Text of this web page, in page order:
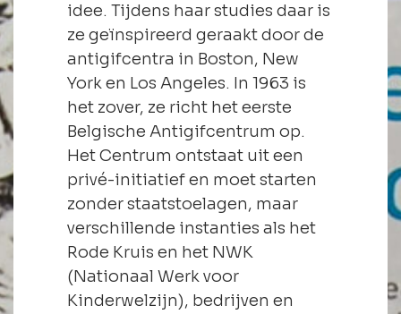
idee. Tijdens haar studies daar is
ze geïnspireerd geraakt door de
antigifcentra in Boston, New
York en Los Angeles. In 1963 is
het zover, ze richt het eerste
Belgische Antigifcentrum op.
Het Centrum ontstaat uit een
privé-initiatief en moet starten
zonder staatstoelagen, maar
verschillende instanties als het
Rode Kruis en het NWK
(Nationaal Werk voor
Kinderwelzijn), bedrijven en